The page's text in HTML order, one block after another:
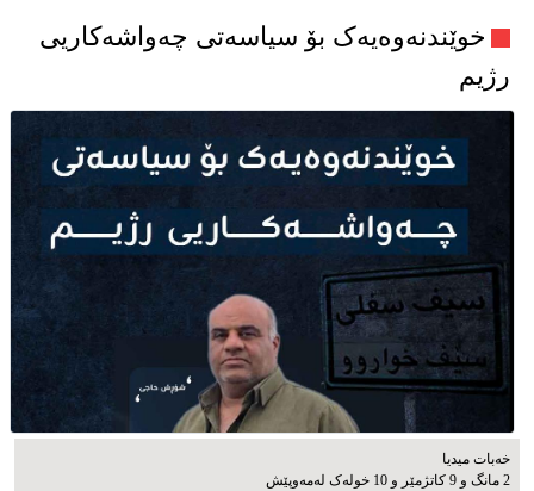
خوێندنەوەیەک بۆ سیاسەتی چەواشەکاریی
رژیم
خەبات میدیا
2 مانگ و 9 کاتژمێر و 10 خوله‌ک له‌مه‌وپێش‌